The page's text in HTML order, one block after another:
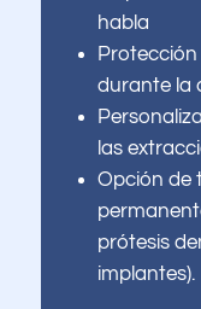
habla
Protección
durante la
las
Opción de
prótesis
implantes).
por